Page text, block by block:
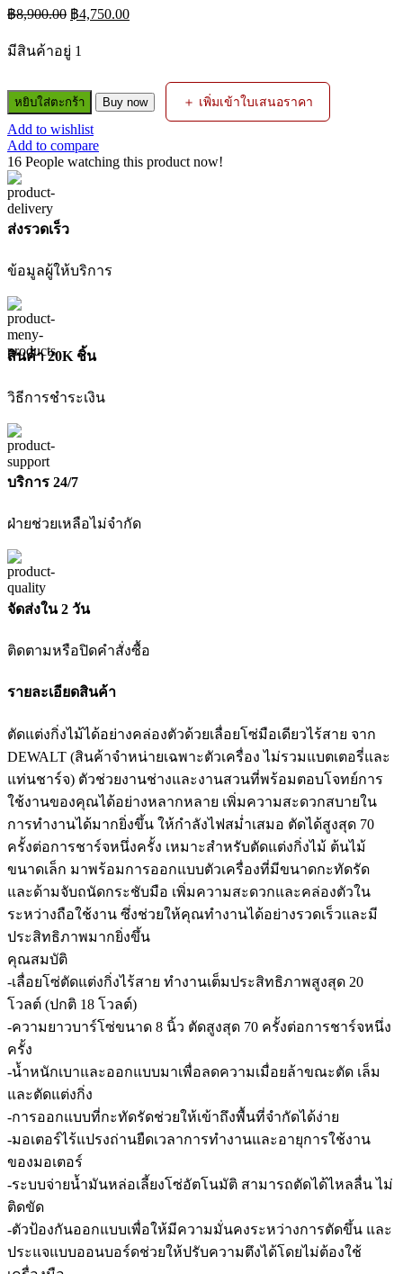
฿8,900.00 Original
price
was:
฿8,900.00.
฿4,750.00Current
price
มีสินค้าอยู่ 1
จำนวน
เลื่อย
โซ่
ไร้
สาย
DCCS623B
8INC
20V
เปล่า)
ชิ้น
หยิบใส่ตะกร้า Buy now ＋ เพิ่มเข้าใบเสนอราคา
Add to wishlist
Add to compare
16 People watching this product now!
ส่งรวดเร็ว
ข้อมูลผู้ให้บริการ
สินค้า 20K ชิ้น
วิธีการชำระเงิน
บริการ 24/7
ฝ่ายช่วยเหลือไม่จำกัด
จัดส่งใน 2 วัน
ติดตามหรือปิดคำสั่งซื้อ
รายละเอียดสินค้า
ตัดแต่งกิ่งไม้ได้อย่างคล่องตัวด้วยเลื่อยโซ่มือเดียวไร้สาย จาก
DEWALT (สินค้าจำหน่ายเฉพาะตัวเครื่อง ไม่รวมแบตเตอรี่และ
แท่นชาร์จ) ตัวช่วยงานช่างและงานสวนที่พร้อมตอบโจทย์การ
ใช้งานของคุณได้อย่างหลากหลาย เพิ่มความสะดวกสบายใน
การทำงานได้มากยิ่งขึ้น ให้กำลังไฟสม่ำเสมอ ตัดได้สูงสุด 70
ครั้งต่อการชาร์จหนึ่งครั้ง เหมาะสำหรับตัดแต่งกิ่งไม้ ต้นไม้
ขนาดเล็ก มาพร้อมการออกแบบตัวเครื่องที่มีขนาดกะทัดรัด
และด้ามจับถนัดกระชับมือ เพิ่มความสะดวกและคล่องตัวใน
ระหว่างถือใช้งาน ซึ่งช่วยให้คุณทำงานได้อย่างรวดเร็วและมี
ประสิทธิภาพมากยิ่งขึ้น
คุณสมบัติ
-เลื่อยโซ่ตัดแต่งกิ่งไร้สาย ทำงานเต็มประสิทธิภาพสูงสุด 20
โวลต์ (ปกติ 18 โวลต์)
-ความยาวบาร์โซ่ขนาด 8 นิ้ว ตัดสูงสุด 70 ครั้งต่อการชาร์จหนึ่ง
ครั้ง
-น้ำหนักเบาและออกแบบมาเพื่อลดความเมื่อยล้าขณะตัด เล็ม
และตัดแต่งกิ่ง
-การออกแบบที่กะทัดรัดช่วยให้เข้าถึงพื้นที่จำกัดได้ง่าย
-มอเตอร์ไร้แปรงถ่านยืดเวลาการทำงานและอายุการใช้งาน
ของมอเตอร์
-ระบบจ่ายน้ำมันหล่อเลี้ยงโซ่อัตโนมัติ สามารถตัดได้ไหลลื่น ไม่
ติดขัด
-ตัวป้องกันออกแบบเพื่อให้มีความมั่นคงระหว่างการตัดขึ้น และ
ประแจแบบออนบอร์ดช่วยให้ปรับความตึงได้โดยไม่ต้องใช้